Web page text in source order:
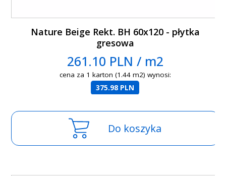
Nature Beige Rekt. BH 60x120 - płytka
gresowa
261.10 PLN / m2
cena za 1 karton (1.44 m2) wynosi:
375.98 PLN
Do koszyka